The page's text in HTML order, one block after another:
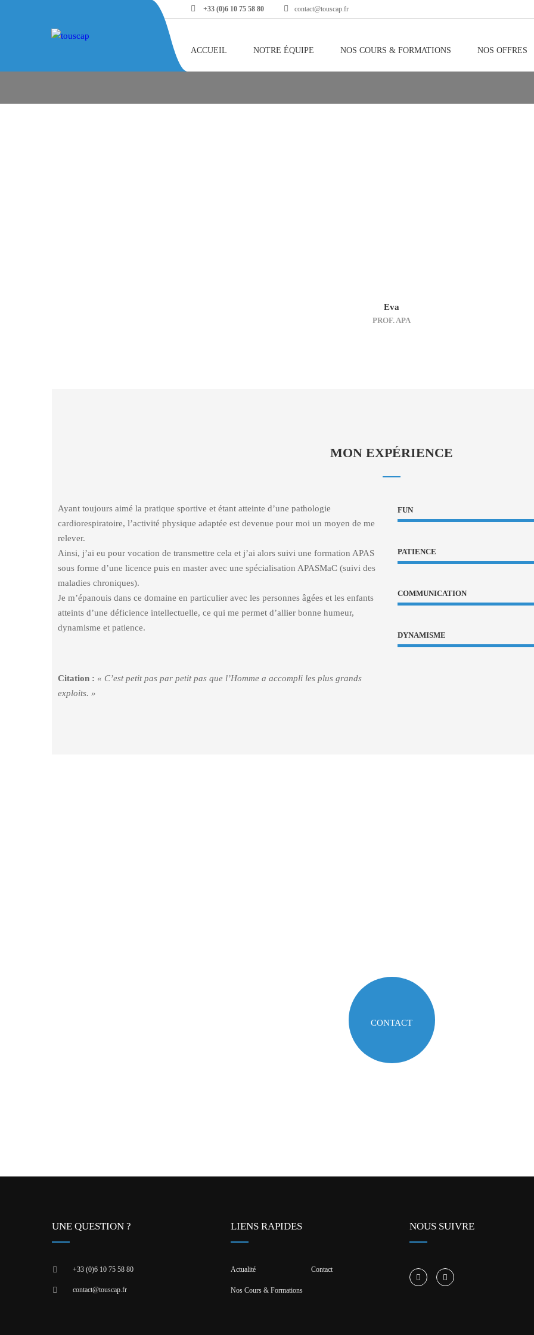
+33 (0)6 10 75 58 80 contact@touscap.fr
ACCUEIL NOTRE ÉQUIPE NOS COURS & FORMATIONS NOS OFFRES
EVA
Eva
PROF. APA
MON EXPÉRIENCE
Ayant toujours aimé la pratique sportive et étant atteinte d’une pathologie
cardiorespiratoire, l’activité physique adaptée est devenue pour moi un moyen de me
relever.
Ainsi, j’ai eu pour vocation de transmettre cela et j’ai alors suivi une formation APAS
sous forme d’une licence puis en master avec une spécialisation APASMaC (suivi des
maladies chroniques).
Je m’épanouis dans ce domaine en particulier avec les personnes âgées et les enfants
atteints d’une déficience intellectuelle, ce qui me permet d’allier bonne humeur,
dynamisme et patience.
Citation : « C’est petit pas par petit pas que l’Homme a accompli les plus grands
exploits. »
FUN
PATIENCE
COMMUNICATION
DYNAMISME
CONTACT
UNE QUESTION ?
+33 (0)6 10 75 58 80
contact@touscap.fr
LIENS RAPIDES
Actualité Contact
Nos Cours & Formations
NOUS SUIVRE